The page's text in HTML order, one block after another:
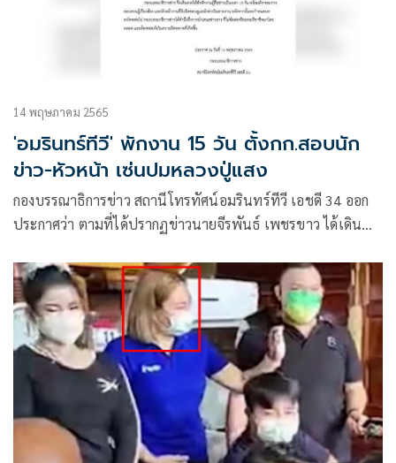
14 พฤษภาคม 2565
'อมรินทร์ทีวี' พักงาน 15 วัน ตั้งกก.สอบนัก
ข่าว-หัวหน้า เซ่นปมหลวงปู่แสง
กองบรรณาธิการข่าว สถานีโทรทัศน์อมรินทร์ทีวี เอชดี 34 ออก
ประกาศว่า ตามที่ได้ปรากฏข่าวนายจีรพันธ์ เพชรขาว ได้เดิน